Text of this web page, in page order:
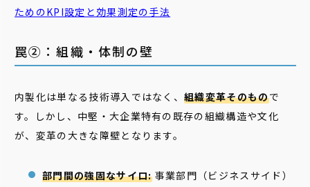
ためのKPI設定と効果測定の手法
罠②：組織・体制の壁
内製化は単なる技術導入ではなく、組織変革そのもので
す。しかし、中堅・大企業特有の既存の組織構造や文化
が、変革の大きな障壁となります。
部門間の強固なサイロ:事業部門（ビジネスサイド）